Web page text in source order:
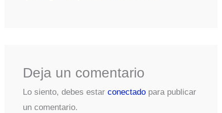
Deja un comentario
Lo siento, debes estar conectadopara publicar
un comentario.